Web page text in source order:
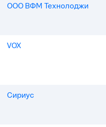
ООО ВФМ Технолоджи
VOX
Сириус